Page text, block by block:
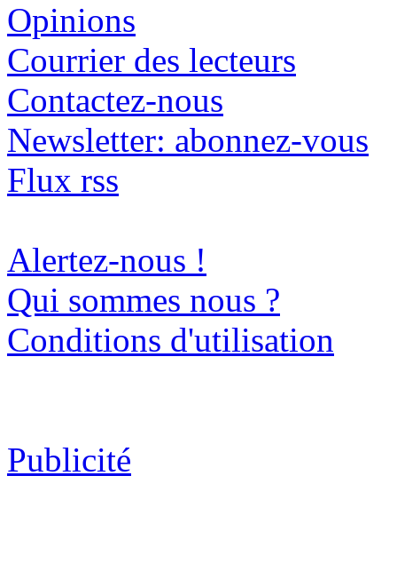
Opinions
Courrier des lecteurs
Contactez-nous
Newsletter: abonnez-vous
Flux rss
Alertez-nous !
Qui sommes nous ?
Conditions d'utilisation
Publicité